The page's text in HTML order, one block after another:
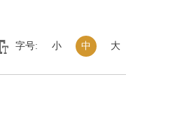
字号: 小 中 大